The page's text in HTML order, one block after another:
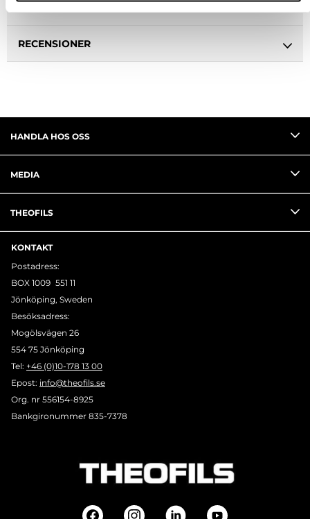
RECENSIONER
HANDLA HOS OSS
MEDIA
THEOFILS
KONTAKT
Postadress:
BOX 1009 551 11
Jönköping, Sweden
Besöksadress:
Mogölsvägen 26
554 75 Jönköping
Tel: +46 (0)10-178 13 00
Epost: info@theofils.se
Org. nr 556154-8925
Bankgironummer 835-7378